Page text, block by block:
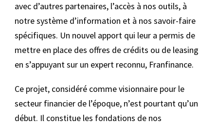
avec d’autres partenaires, l’accès à nos outils, à
notre système d’information et à nos savoir-faire
spécifiques. Un nouvel apport qui leur a permis de
mettre en place des offres de crédits ou de leasing
en s’appuyant sur un expert reconnu, Franfinance.
Ce projet, considéré comme visionnaire pour le
secteur financier de l’époque, n’est pourtant qu’un
début. Il constitue les fondations de nos